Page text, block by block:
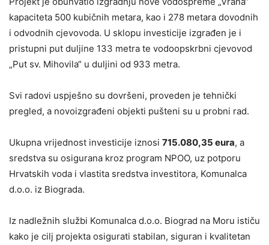
kapaciteta 500 kubičnih metara, kao i 278 metara dovodnih
i odvodnih cjevovoda. U sklopu investicije izgrađen je i
pristupni put duljine 133 metra te vodoopskrbni cjevovod
„Put sv. Mihovila“ u duljini od 933 metra.
Svi radovi uspješno su dovršeni, proveden je tehnički
pregled, a novoizgrađeni objekti pušteni su u probni rad.
Ukupna vrijednost investicije iznosi 715.080,35 eura, a
sredstva su osigurana kroz program NPOO, uz potporu
Hrvatskih voda i vlastita sredstva investitora, Komunalca
d.o.o. iz Biograda.
Iz nadležnih službi Komunalca d.o.o. Biograd na Moru ističu
kako je cilj projekta osigurati stabilan, siguran i kvalitetan